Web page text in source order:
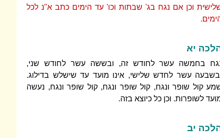
וכן אם נגח בג' שבתות וכו' עד הימים כתב א"נ לכל
יא
בחמשה עשר לחודש זה, ובששה עשר לחודש שני,
עשר לחדש שלישי, אינו מועד עד שישלש בדילוג.
קול שופר ונגח, קול שופר ונגח, קול שופר ונגח, נעשה
לשופרות. וכן כל כיוצא בזה.
יב